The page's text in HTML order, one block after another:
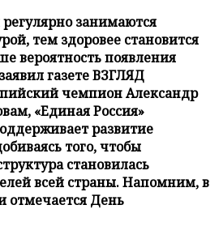
занимаются
тем здоровее становится
вероятность появления
газете ВЗГЛЯД
чемпион Александр
«Единая Россия»
развитие
того, чтобы
становилась
всей страны. Напомним, в
отмечается День